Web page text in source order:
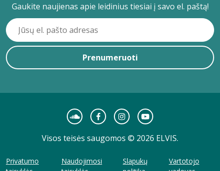
Gaukite naujienas apie leidinius tiesiai į savo el. paštą!
Prenumeruoti
Visos teisės saugomos © 2026 ELVIS.
Privatumo
Naudojimosi
Slapukų
Vartotojo